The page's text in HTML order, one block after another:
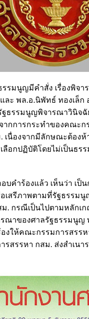
รรมนูญมีคำสั่ง เรื่องพิจ
พล.อ.นิพัทธ์ ทองเล็ก
รรมนูญพิจารณาวินิจฉัย
จากการกระทำของคณะ
เนื่องจากมีลักษณะต้อง
เลือกปฏิบัติโดยไม่เป็น
บคำร้องแล้ว เห็นว่า เ
อเสรีภาพตามที่รัฐธรร
. กรณีเป็นไปตามหลักเ
าของศาลรัฐธรรมนูญ
งให้คณะกรรมการสร
สรรหา กสม. ส่งสำเน